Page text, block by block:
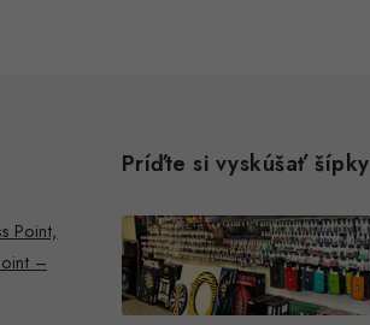
Point,
–
Príďte si vyskúšať šípky